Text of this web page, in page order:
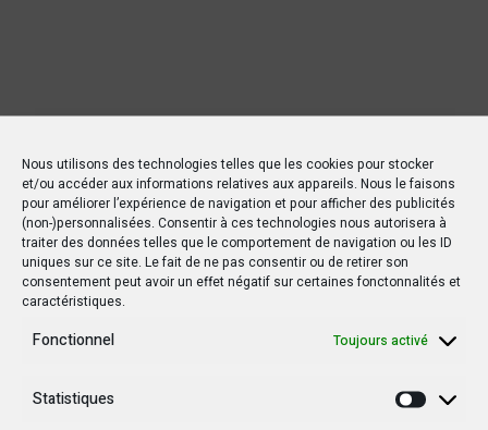
Nous utilisons des technologies telles que les cookies pour stocker
et/ou accéder aux informations relatives aux appareils. Nous le faisons
pour améliorer l’expérience de navigation et pour afficher des publicités
(non-)personnalisées. Consentir à ces technologies nous autorisera à
traiter des données telles que le comportement de navigation ou les ID
uniques sur ce site. Le fait de ne pas consentir ou de retirer son
consentement peut avoir un effet négatif sur certaines fonctonnalités et
caractéristiques.
Fonctionnel Toujours activé
Statistiques